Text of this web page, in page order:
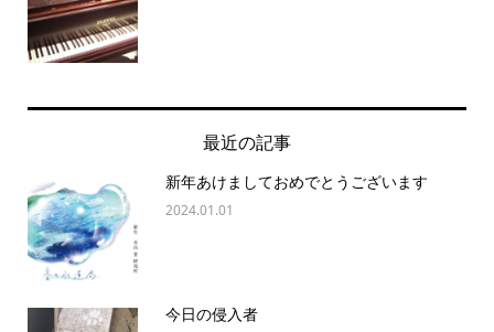
最近の記事
新年あけましておめでとうございます
2024.01.01
今日の侵入者